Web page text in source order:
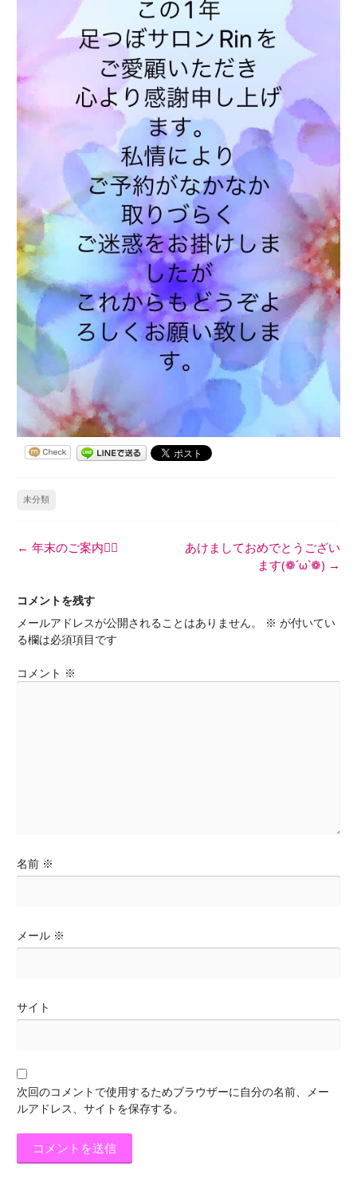
未分類
投
ビ
ゲ
ー
ョ
ン
← 年末のご案内
あけましておめでとうござい
ます(❁´ω`❁) →
コメントを残す
メールアドレスが公開されることはありません。
※ が付いてい
る欄は必須項目です
コメント ※
名前 ※
メール ※
サイト
次回のコメントで使用するためブラウザーに自分の名前、メー
ルアドレス、サイトを保存する。